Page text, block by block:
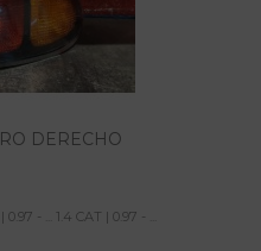
DERECHO
- ... 1.4 CAT | 0.97 - ...